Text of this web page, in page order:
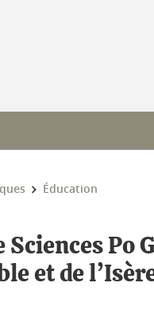
Éducation
Sciences
et de